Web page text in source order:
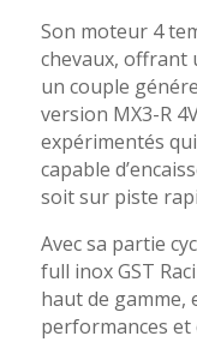
Son moteur 4
chevaux, offrant
un couple
version MX3-R
expérimentés
capable
soit sur piste
Avec sa partie
full inox GST
haut de gamme,
performances et